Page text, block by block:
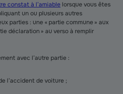
constat à l’amiable lorsque vous êtes
un ou plusieurs autres
parties : une « partie commune » aux
déclaration » au verso à remplir
avec l’autre partie :
l’accident de voiture ;